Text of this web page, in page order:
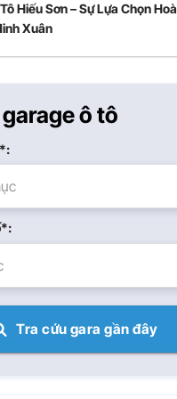
Hiếu Sơn – Sự Lựa Chọn
Xuân
ô tô
Tra cứu gara gần đây